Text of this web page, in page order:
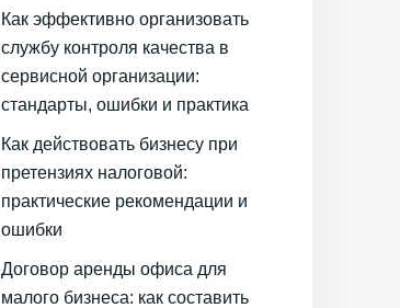
Как эффективно организовать
службу контроля качества в
сервисной организации:
стандарты, ошибки и практика
Как действовать бизнесу при
претензиях налоговой:
практические рекомендации и
ошибки
Договор аренды офиса для
малого бизнеса: как составить